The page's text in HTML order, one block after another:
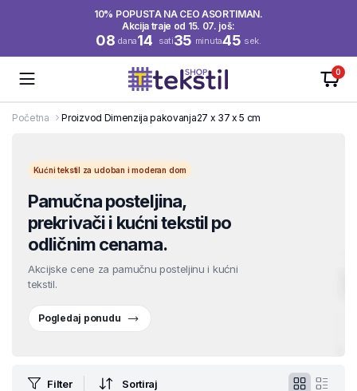
10% POPUSTA NA CEO ASORTIMAN.
Akcija traje od 15. 07. još:
08 dana14 sati35 minuta44 sek.
0
Početna Proizvod Dimenzija pakovanja27 x 37 x 5 cm
Kućni tekstil za udoban i moderan dom
Pamučna posteljina,
prekrivači i kućni tekstil po
odličnim cenama.
Akcijske cene za pamučnu posteljinu i kućni
tekstil.
Pogledaj ponudu
Filter Sortiraj